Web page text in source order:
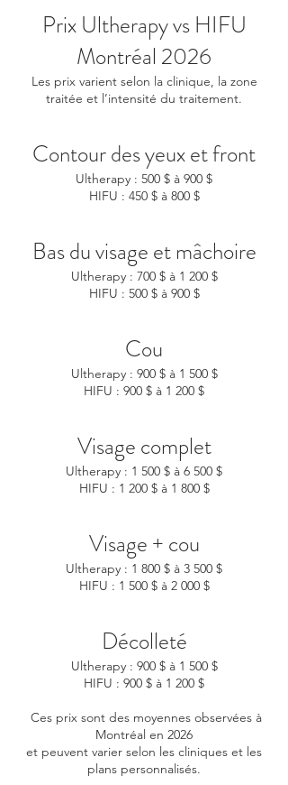
Prix Ultherapy vs HIFU
Montréal 2026
Les prix varient selon la clinique, la zone
traitée et l’intensité du traitement.
Contour des yeux et front
Ultherapy : 500 $ à 900 $
HIFU : 450 $ à 800 $
Bas du visage et mâchoire
Ultherapy : 700 $ à 1 200 $
HIFU : 500 $ à 900 $
Cou
Ultherapy : 900 $ à 1 500 $
HIFU : 900 $ à 1 200 $
Visage complet
Ultherapy : 1 500 $ à 6 500 $
HIFU : 1 200 $ à 1 800 $
Visage + cou
Ultherapy : 1 800 $ à 3 500 $
HIFU : 1 500 $ à 2 000 $
Décolleté
Ultherapy : 900 $ à 1 500 $
HIFU : 900 $ à 1 200 $
Ces prix sont des moyennes observées à
Montréal en 2026
et peuvent varier selon les cliniques et les
plans personnalisés.